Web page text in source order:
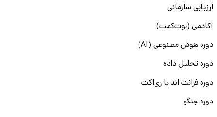
ارزیابی سازمانی
آکادمی (بوت‌کمپ)
دوره هوش مصنوعی (AI)
دوره تحلیل داده
دوره فرانت اند با ری‌اکت
دوره جنگو